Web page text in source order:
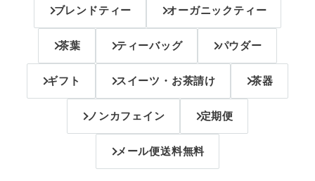
ブレンドティー オーガニックティー
茶葉 ティーバッグ パウダー
ギフト スイーツ・お茶請け 茶器
ノンカフェイン 定期便
メール便送料無料